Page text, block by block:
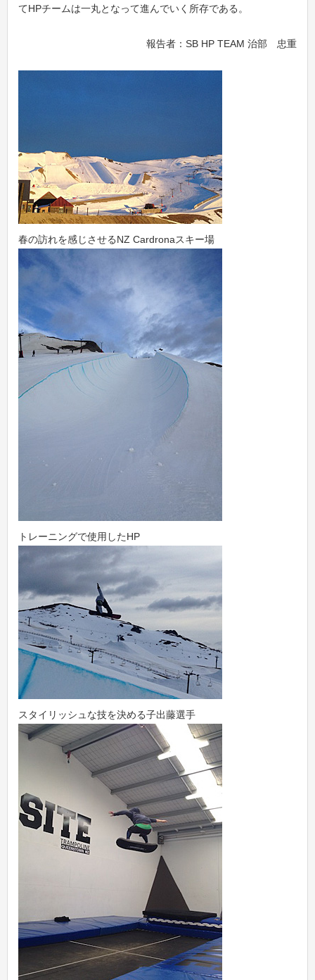
てHPチームは一丸となって進んでいく所存である。
報告者：SB HP TEAM 治部 忠重
春の訪れを感じさせるNZ Cardronaスキー場
トレーニングで使用したHP
スタイリッシュな技を決める子出藤選手